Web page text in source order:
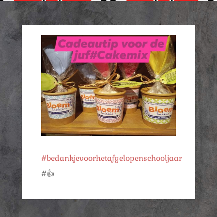
#bedankjevoorhetafgelopenschooljaar
#👍